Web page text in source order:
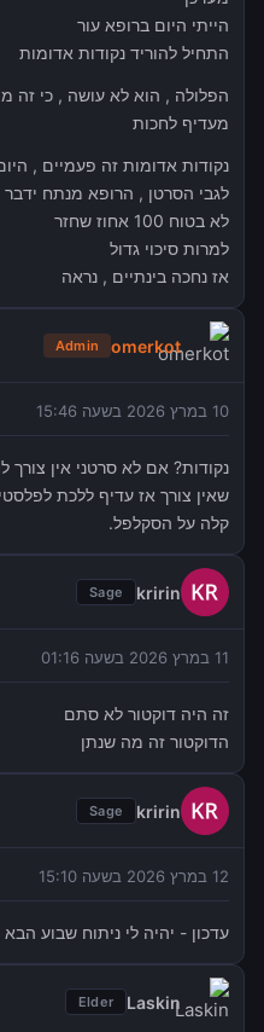
הייתי היום ברופא עור
התחיל להוריד נקודות אדומות
הפלולה , הוא לא עושה , כי זה
מעדיף לחכות
נקודות אדומות זה פעמיים ,
לגבי הסרטן , הרופא מנתח ידבר
לא בטוח 100 אחוז שחזר
למרות סיכוי גדול
אז נחכה בינתיים , נראה
omerkot
Admin
10 במרץ 2026 בשעה 15:46
נקודות? אם לא סרטני אין צורך
שאין צורך אז עדיף ללכת
קלה על הסקלפל.
kririn
Sage
11 במרץ 2026 בשעה 01:16
זה היה דוקטור לא סתם
הדוקטור זה מה שנתן
kririn
Sage
12 במרץ 2026 בשעה 15:10
עדכון - יהיה לי ניתוח שבוע הבא
Laskin
Elder